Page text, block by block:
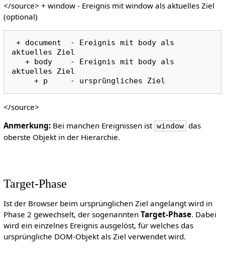
</source> + window - Ereignis mit window als aktuelles Ziel
(optional)
+ document  - Ereignis mit body als
aktuelles Ziel
   + body    - Ereignis mit body als
aktuelles Ziel
</source>
Anmerkung:Bei manchen Ereignissen ist window das
oberste Objekt in der Hierarchie.
Target-Phase
Ist der Browser beim ursprünglichen Ziel angelangt wird in
Phase 2 gewechselt, der sogenannten Target-Phase. Dabei
wird ein einzelnes Ereignis ausgelöst, für welches das
ursprüngliche DOM-Objekt als Ziel verwendet wird.